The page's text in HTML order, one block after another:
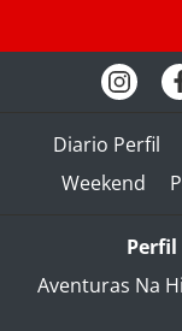
Diario Perfil
Weekend
Perfil
Aventuras Na